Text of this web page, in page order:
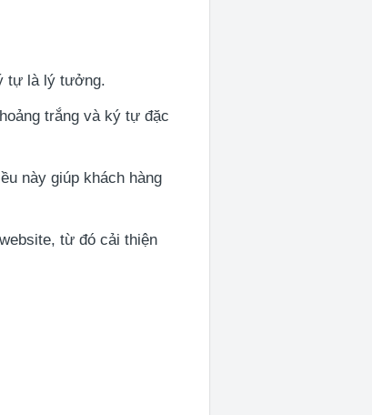
tự là lý tưởng.
trắng và ký tự đặc
này giúp khách hàng
từ đó cải thiện